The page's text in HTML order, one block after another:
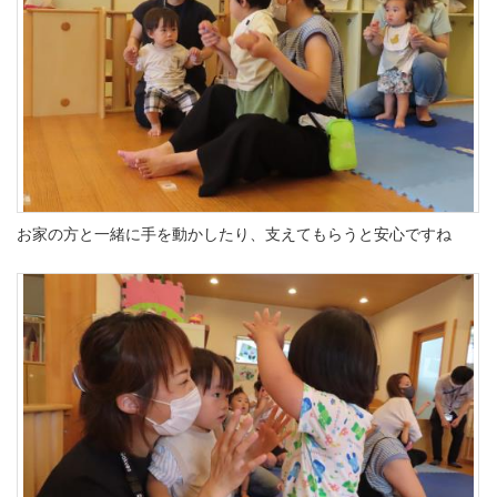
お家の方と一緒に手を動かしたり、支えてもらうと安心ですね